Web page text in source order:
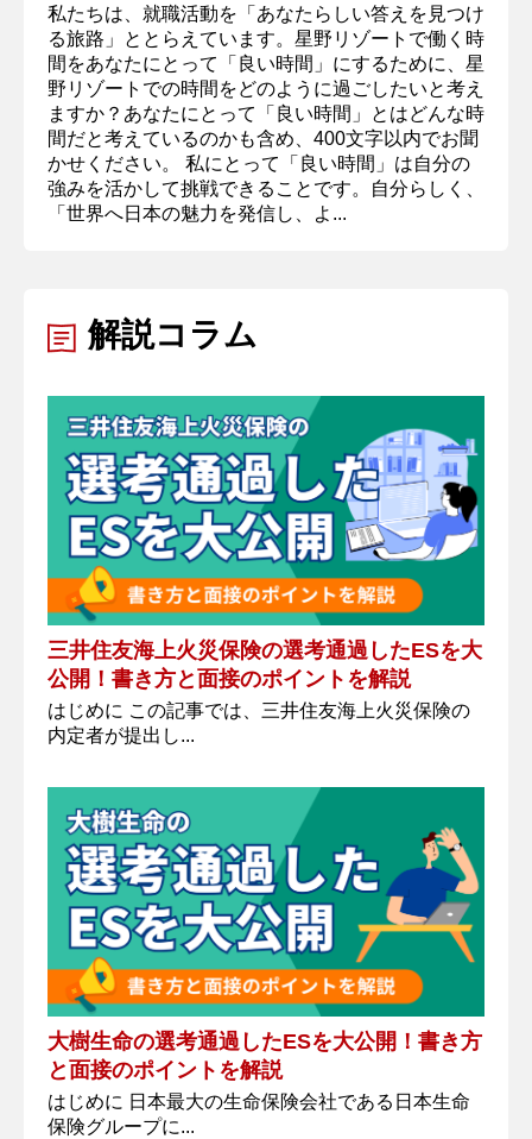
私たちは、就職活動を「あなたらしい答えを見つけ
る旅路」ととらえています。星野リゾートで働く時
間をあなたにとって「良い時間」にするために、星
野リゾートでの時間をどのように過ごしたいと考え
ますか？あなたにとって「良い時間」とはどんな時
間だと考えているのかも含め、400文字以内でお聞
かせください。 私にとって「良い時間」は自分の
強みを活かして挑戦できることです。自分らしく、
「世界へ日本の魅力を発信し、よ...
解説コラム
三井住友海上火災保険の選考通過したESを大
公開！書き方と面接のポイントを解説
はじめに この記事では、三井住友海上火災保険の
内定者が提出し...
大樹生命の選考通過したESを大公開！書き方
と面接のポイントを解説
はじめに 日本最大の生命保険会社である日本生命
保険グループに...